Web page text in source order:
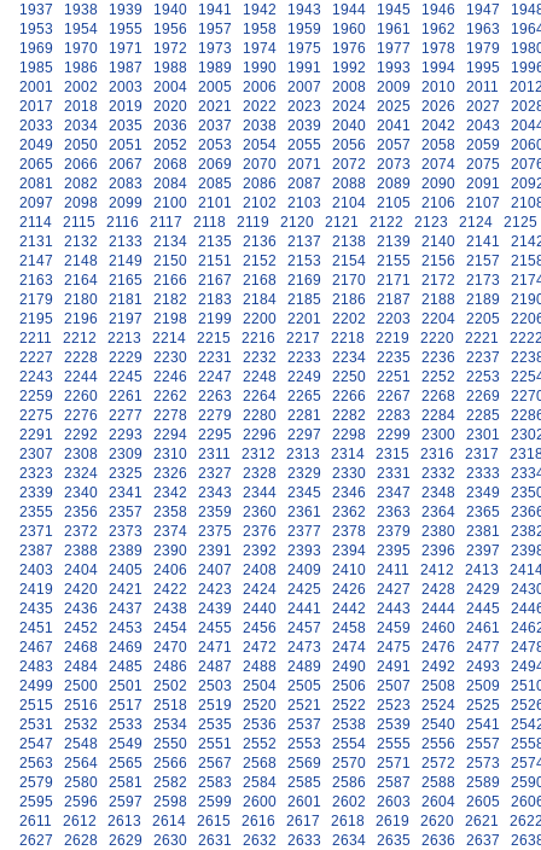
1937
1938 1939 1940 1941 1942 1943 1944 1945 1946 1947
1953
1954 1955 1956 1957 1958 1959 1960 1961 1962 1963
1969
1970 1971 1972 1973 1974 1975 1976 1977 1978 1979
1985
1986 1987 1988 1989 1990 1991 1992 1993 1994 1995
2001
2002 2003 2004 2005 2006 2007 2008 2009 2010 2011
2017
2018 2019 2020 2021 2022 2023 2024 2025 2026 2027
2033
2034 2035 2036 2037 2038 2039 2040 2041 2042 2043
2049
2050 2051 2052 2053 2054 2055 2056 2057 2058 2059
2065
2066 2067 2068 2069 2070 2071 2072 2073 2074 2075
2081
2082 2083 2084 2085 2086 2087 2088 2089 2090 2091
2097
2098 2099 2100 2101 2102 2103 2104 2105 2106 2107
2114
2115 2116 2117 2118 2119 2120 2121 2122 2123 2124
2125
2131
2132 2133 2134 2135 2136 2137 2138 2139 2140 2141
2147
2148 2149 2150 2151 2152 2153 2154 2155 2156 2157
2163
2164 2165 2166 2167 2168 2169 2170 2171 2172 2173
2179
2180 2181 2182 2183 2184 2185 2186 2187 2188 2189
2195
2196 2197 2198 2199 2200 2201 2202 2203 2204 2205
2211
2212 2213 2214 2215 2216 2217 2218 2219 2220 2221
2227
2228 2229 2230 2231 2232 2233 2234 2235 2236 2237
2243
2244 2245 2246 2247 2248 2249 2250 2251 2252 2253
2259
2260 2261 2262 2263 2264 2265 2266 2267 2268 2269
2275
2276 2277 2278 2279 2280 2281 2282 2283 2284 2285
2291
2292 2293 2294 2295 2296 2297 2298 2299 2300 2301
2307
2308 2309 2310 2311 2312 2313 2314 2315 2316 2317
2323
2324 2325 2326 2327 2328 2329 2330 2331 2332 2333
2339
2340 2341 2342 2343 2344 2345 2346 2347 2348 2349
2355
2356 2357 2358 2359 2360 2361 2362 2363 2364 2365
2371
2372 2373 2374 2375 2376 2377 2378 2379 2380 2381
2387
2388 2389 2390 2391 2392 2393 2394 2395 2396 2397
2403
2404 2405 2406 2407 2408 2409 2410 2411 2412 2413
2419
2420 2421 2422 2423 2424 2425 2426 2427 2428 2429
2435
2436 2437 2438 2439 2440 2441 2442 2443 2444 2445
2451
2452 2453 2454 2455 2456 2457 2458 2459 2460 2461
2467
2468 2469 2470 2471 2472 2473 2474 2475 2476 2477
2483
2484 2485 2486 2487 2488 2489 2490 2491 2492 2493
2499
2500 2501 2502 2503 2504 2505 2506 2507 2508 2509
2515
2516 2517 2518 2519 2520 2521 2522 2523 2524 2525
2531
2532 2533 2534 2535 2536 2537 2538 2539 2540 2541
2547
2548 2549 2550 2551 2552 2553 2554 2555 2556 2557
2563
2564 2565 2566 2567 2568 2569 2570 2571 2572 2573
2579
2580 2581 2582 2583 2584 2585 2586 2587 2588 2589
2595
2596 2597 2598 2599 2600 2601 2602 2603 2604 2605
2611
2612 2613 2614 2615 2616 2617 2618 2619 2620 2621
2627
2628 2629 2630 2631 2632 2633 2634 2635 2636 2637